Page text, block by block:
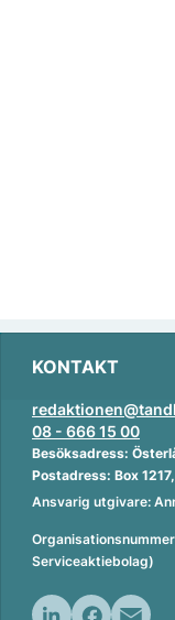
KONTAKT
08 - 666 15 00
Besöksadress:
Postadress: Box
Ansvarig utgivare:
Serviceaktiebolag)